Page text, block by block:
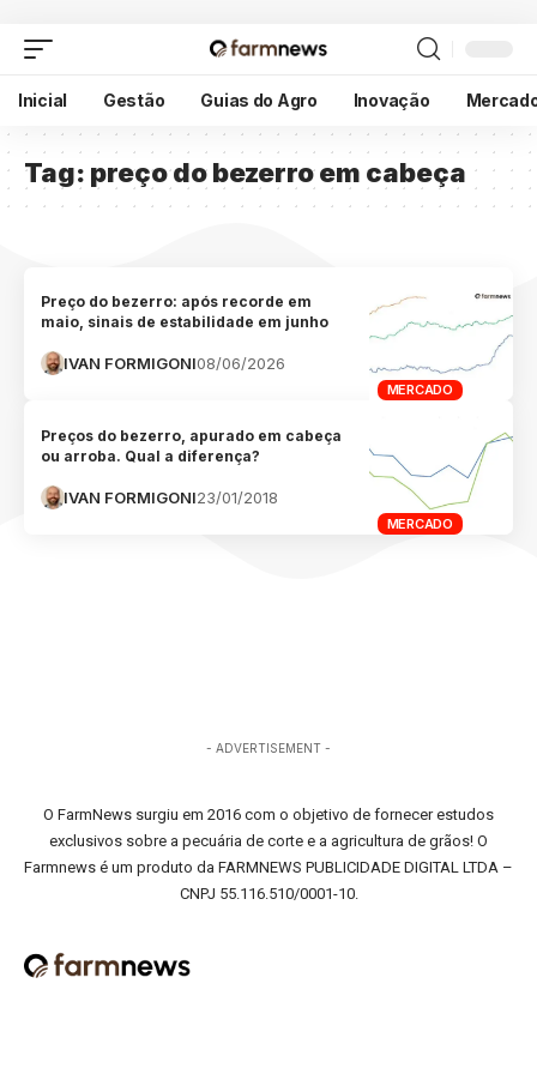
Inicial Gestão Guias do Agro Inovação
Tag: preço do bezerro em cabeça
MERCADO
Preço do bezerro: após recorde em
maio, sinais de estabilidade em junho
IVAN FORMIGONI08/06/2026
MERCADO
Preços do bezerro, apurado em cabeça
ou arroba. Qual a diferença?
IVAN FORMIGONI23/01/2018
- ADVERTISEMENT -
O FarmNews surgiu em 2016 com o objetivo de fornecer estudos
exclusivos sobre a pecuária de corte e a agricultura de grãos! O
Farmnews é um produto da FARMNEWS PUBLICIDADE DIGITAL LTDA –
CNPJ 55.116.510/0001-10.